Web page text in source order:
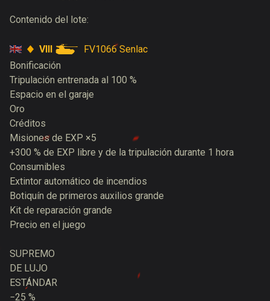
Contenido del lote:
VIII
FV1066 Senlac
Bonificación
Tripulación entrenada al 100 %
Espacio en el garaje
Oro
Créditos
Misiones de EXP ×5
+300 % de EXP libre y de la tripulación durante 1 hora
Consumibles
Extintor automático de incendios
Botiquín de primeros auxilios grande
Kit de reparación grande
Precio en el juego
SUPREMO
DE LUJO
ESTÁNDAR
−25 %